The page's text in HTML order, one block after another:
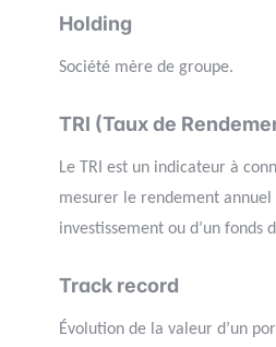
Holding
Société mère de groupe.
TRI (Taux de
Le TRI est un indicateur à
mesurer le rendement annuel
investissement ou d’un fonds
Track record
Évolution de la valeur d’un